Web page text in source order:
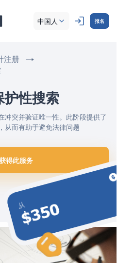
中国人 报名
注册
护性搜索
从
$350
冲突并验证唯一性。此阶段提供了
从而有助于避免法律问题
得此服务